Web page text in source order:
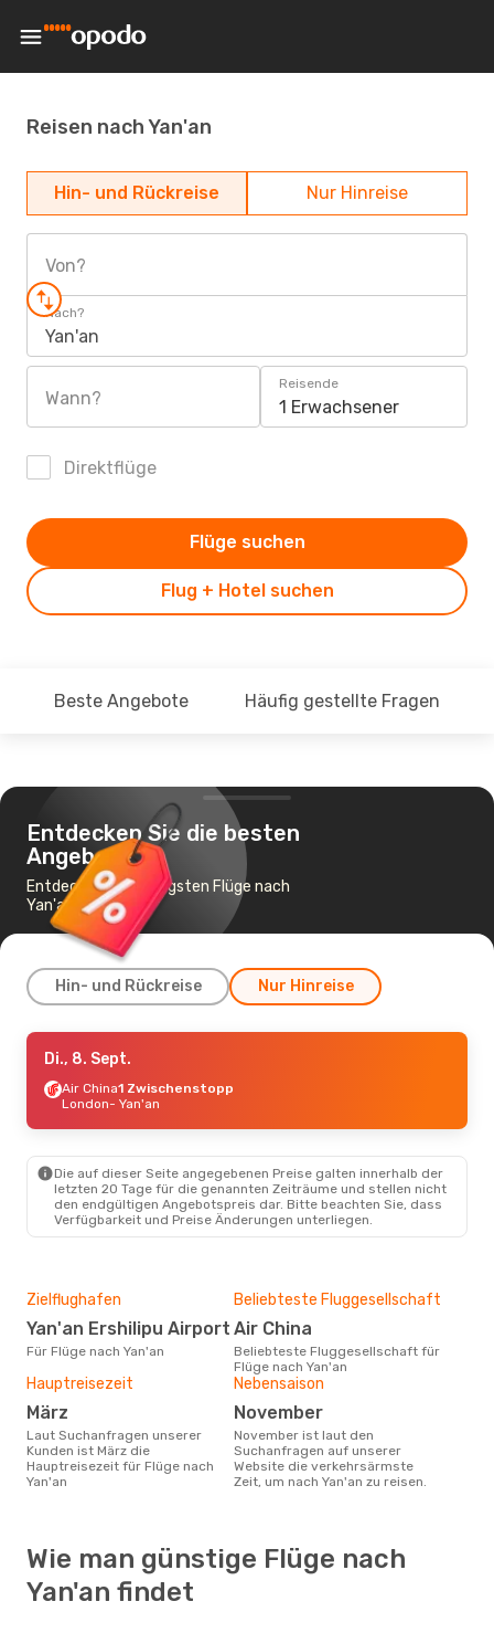
Reisen nach Yan'an
Hin- und Rückreise Nur Hinreise
Von?
Nach?
Yan'an
Wann?
Reisende
1 Erwachsener
Direktflüge
Flug + Hotel suchen
Flüge suchen
Beste Angebote Häufig gestellte Fragen
Entdecken Sie die besten
Angebote
Entdecke die günstigsten Flüge nach
Yan'an
Hin- und Rückreise Nur Hinreise
Di., 8. Sept.
China Southern Airlines
1 Zwischenstopp
China Southern Airlines
Yan'an
- London
Di., 8. Sept.
Air China1 Zwischenstopp
London- Yan'an
Die auf dieser Seite angegebenen Preise galten innerhalb der
letzten 20 Tage für die genannten Zeiträume und stellen nicht
den endgültigen Angebotspreis dar. Bitte beachten Sie, dass
Verfügbarkeit und Preise Änderungen unterliegen.
Zielflughafen
Yan'an Ershilipu Airport
Für Flüge nach Yan'an
Beliebteste Fluggesellschaft
Air China
Beliebteste Fluggesellschaft für
Flüge nach Yan'an
Hauptreisezeit
März
Laut Suchanfragen unserer
Kunden ist März die
Hauptreisezeit für Flüge nach
Yan'an
Nebensaison
November
November ist laut den
Suchanfragen auf unserer
Website die verkehrsärmste
Zeit, um nach Yan'an zu reisen.
Wie man günstige Flüge nach
Yan'an findet